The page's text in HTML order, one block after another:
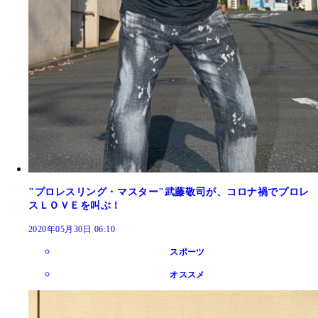
"プロレスリング・マスター"武藤敬司が、コロナ禍でプロレ
スＬＯＶＥを叫ぶ！
2020年05月30日 06:10
スポーツ
オススメ